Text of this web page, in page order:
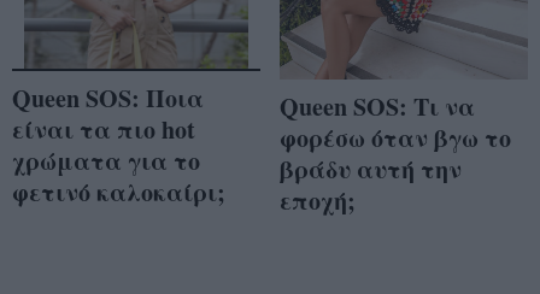
Queen SOS: Ποια
είναι τα πιο hot
χρώματα για το
φετινό καλοκαίρι;
Queen SOS: Τι να
φορέσω όταν βγω το
βράδυ αυτή την
εποχή;